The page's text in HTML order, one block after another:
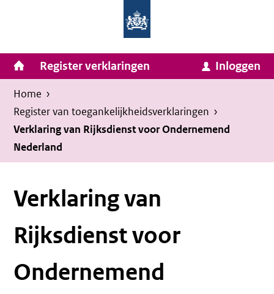
inhoud
van
Zaken
en
Homepage
van
Invulassistent
Toegankelijkheidsverklaring
Toegankelijkheidsverklaring
Hoofdnavigatie
Register verklaringen Inloggen
Kruimelpad
U
bevindt
zich
hier:
Home ›
Register van toegankelijkheids­verklaringen ›
Verklaring van Rijksdienst voor Ondernemend
Nederland
Verklaring van
Rijksdienst voor
Ondernemend